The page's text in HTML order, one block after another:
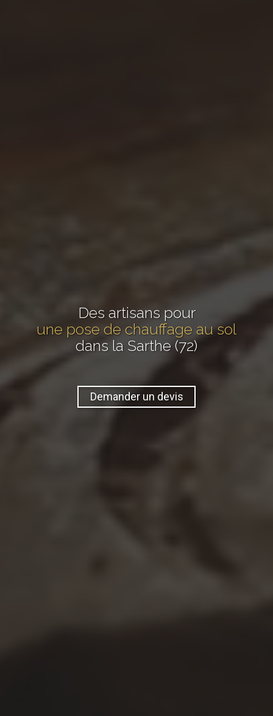
Des artisans pour
une pose de chauffage au sol
dans la Sarthe (72)
Demander un devis